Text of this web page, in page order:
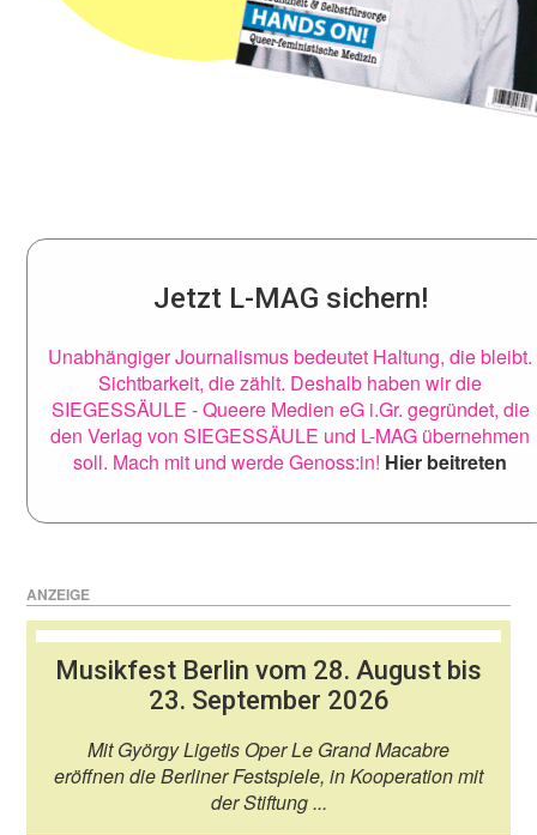
Jetzt L-MAG sichern!
Unabhängiger Journalismus bedeutet Haltung, die bleibt.
Sichtbarkeit, die zählt. Deshalb haben wir die
SIEGESSÄULE - Queere Medien eG i.Gr. gegründet, die
den Verlag von SIEGESSÄULE und L-MAG übernehmen
soll. Mach mit und werde Genoss:in! Hier beitreten
ANZEIGE
Musikfest Berlin vom 28. August bis
23. September 2026
Mit György Ligetis Oper Le Grand Macabre
eröffnen die Berliner Festspiele, in Kooperation mit
der Stiftung ...